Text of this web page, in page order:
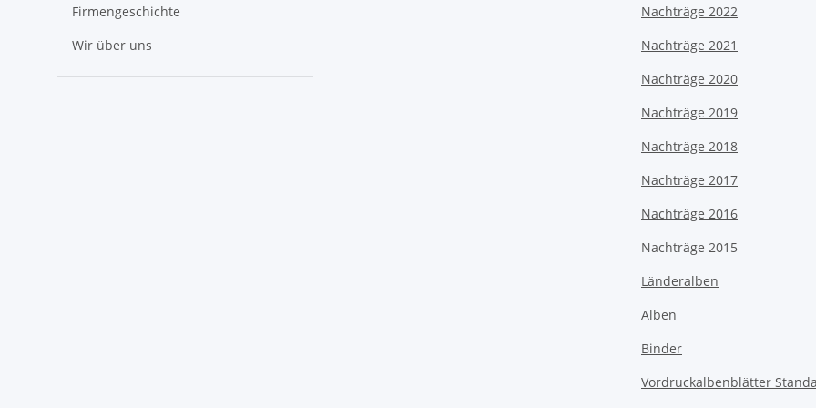
Firmengeschichte
Wir über uns
Nachträge 2022
Nachträge 2021
Nachträge 2020
Nachträge 2019
Nachträge 2018
Nachträge 2017
Nachträge 2016
Nachträge 2015
Länderalben
Alben
Binder
Vordruckalbenblätter